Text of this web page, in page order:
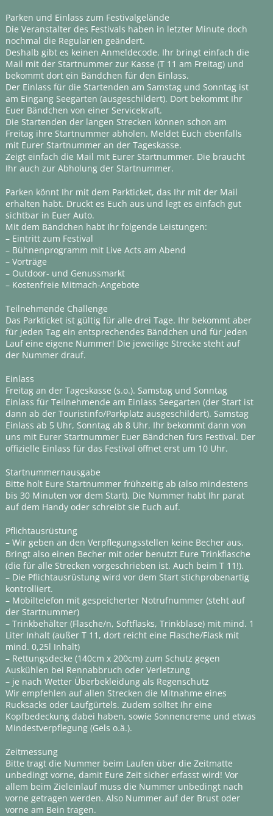
Parken und Einlass zum Festivalgelände
Die Veranstalter des Festivals haben in letzter Minute doch
nochmal die Regularien geändert.
Deshalb gibt es keinen Anmeldecode. Ihr bringt einfach die
Mail mit der Startnummer zur Kasse (T 11 am Freitag) und
bekommt dort ein Bändchen für den Einlass.
Der Einlass für die Startenden am Samstag und Sonntag ist
am Eingang Seegarten (ausgeschildert). Dort bekommt Ihr
Euer Bändchen von einer Servicekraft.
Die Startenden der langen Strecken können schon am
Freitag ihre Startnummer abholen. Meldet Euch ebenfalls
mit Eurer Startnummer an der Tageskasse.
Zeigt einfach die Mail mit Eurer Startnummer. Die braucht
Ihr auch zur Abholung der Startnummer.
Parken könnt Ihr mit dem Parkticket, das Ihr mit der Mail
erhalten habt. Druckt es Euch aus und legt es einfach gut
sichtbar in Euer Auto.
Mit dem Bändchen habt Ihr folgende Leistungen:
– Eintritt zum Festival
– Bühnenprogramm mit Live Acts am Abend
– Vorträge
– Outdoor- und Genussmarkt
– Kostenfreie Mitmach-Angebote
Teilnehmende Challenge
Das Parkticket ist gültig für alle drei Tage. Ihr bekommt aber
für jeden Tag ein entsprechendes Bändchen und für jeden
Lauf eine eigene Nummer! Die jeweilige Strecke steht auf
der Nummer drauf.
Einlass
Freitag an der Tageskasse (s.o.). Samstag und Sonntag
Einlass für Teilnehmende am Einlass Seegarten (der Start ist
dann ab der Touristinfo/Parkplatz ausgeschildert). Samstag
Einlass ab 5 Uhr, Sonntag ab 8 Uhr. Ihr bekommt dann von
uns mit Eurer Startnummer Euer Bändchen fürs Festival. Der
offizielle Einlass für das Festival öffnet erst um 10 Uhr.
Startnummernausgabe
Bitte holt Eure Startnummer frühzeitig ab (also mindestens
bis 30 Minuten vor dem Start). Die Nummer habt Ihr parat
auf dem Handy oder schreibt sie Euch auf.
Pflichtausrüstung
– Wir geben an den Verpflegungsstellen keine Becher aus.
Bringt also einen Becher mit oder benutzt Eure Trinkflasche
(die für alle Strecken vorgeschrieben ist. Auch beim T 11!).
– Die Pflichtausrüstung wird vor dem Start stichprobenartig
kontrolliert.
– Mobiltelefon mit gespeicherter Notrufnummer (steht auf
der Startnummer)
– Trinkbehälter (Flasche/n, Softflasks, Trinkblase) mit mind. 1
Liter Inhalt (außer T 11, dort reicht eine Flasche/Flask mit
mind. 0,25l Inhalt)
– Rettungsdecke (140cm x 200cm) zum Schutz gegen
Auskühlen bei Rennabbruch oder Verletzung
– je nach Wetter Überbekleidung als Regenschutz
Wir empfehlen auf allen Strecken die Mitnahme eines
Rucksacks oder Laufgürtels. Zudem solltet Ihr eine
Kopfbedeckung dabei haben, sowie Sonnencreme und etwas
Mindestverpflegung (Gels o.ä.).
Zeitmessung
Bitte tragt die Nummer beim Laufen über die Zeitmatte
unbedingt vorne, damit Eure Zeit sicher erfasst wird! Vor
allem beim Zieleinlauf muss die Nummer unbedingt nach
vorne getragen werden. Also Nummer auf der Brust oder
vorne am Bein tragen.